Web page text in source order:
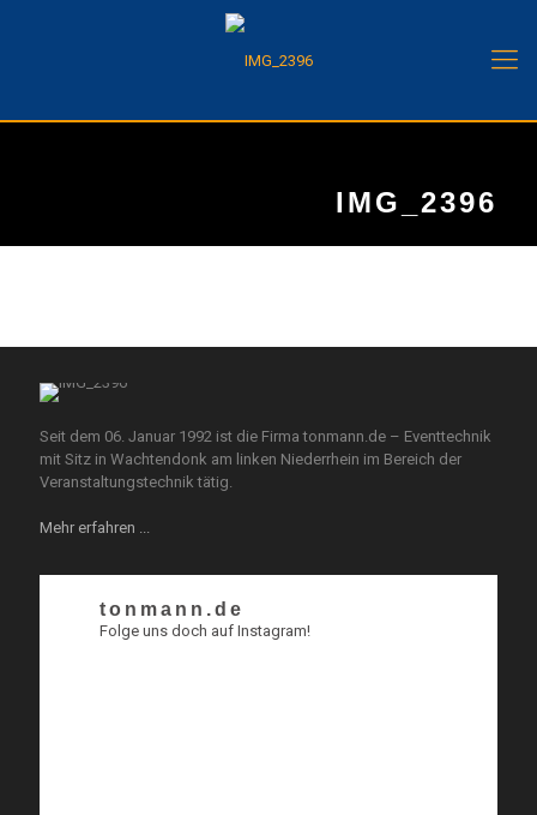
IMG_2396
Seit dem 06. Januar 1992 ist die Firma tonmann.de – Eventtechnik
mit Sitz in Wachtendonk am linken Niederrhein im Bereich der
Veranstaltungstechnik tätig.
Mehr erfahren ...
tonmann.de
Folge uns doch auf Instagram!